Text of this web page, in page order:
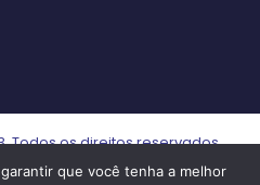
Todos os direitos reservados.
que você tenha a melhor